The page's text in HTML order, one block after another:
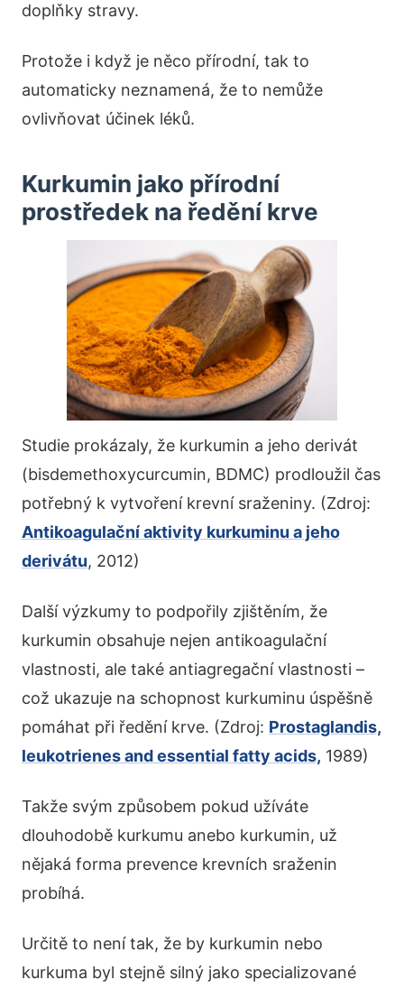
doplňky stravy.
Protože i když je něco přírodní, tak to
automaticky neznamená, že to nemůže
ovlivňovat účinek léků.
Kurkumin jako přírodní
prostředek na ředění krve
Studie prokázaly, že kurkumin a jeho derivát
(bisdemethoxycurcumin, BDMC) prodloužil čas
potřebný k vytvoření krevní sraženiny. (Zdroj:
Antikoagulační aktivity kurkuminu a jeho
derivátu, 2012)
Další výzkumy to podpořily zjištěním, že
kurkumin obsahuje nejen antikoagulační
vlastnosti, ale také antiagregační vlastnosti –
což ukazuje na schopnost kurkuminu úspěšně
pomáhat při ředění krve. (Zdroj: Prostaglandis,
leukotrienes and essential fatty acids, 1989)
Takže svým způsobem pokud užíváte
dlouhodobě kurkumu anebo kurkumin, už
nějaká forma prevence krevních sraženin
probíhá.
Určitě to není tak, že by kurkumin nebo
kurkuma byl stejně silný jako specializované